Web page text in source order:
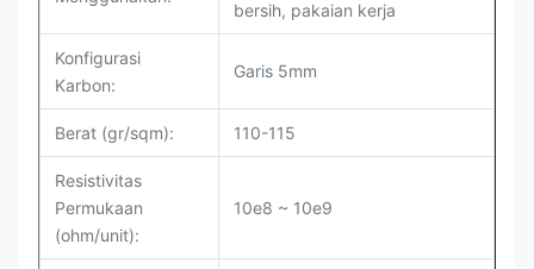
bersih, pakaian kerja
Konfigurasi
Karbon:
Garis 5mm
Berat (gr/sqm): 110-115
Resistivitas
Permukaan
(ohm/unit):
10e8 ~ 10e9